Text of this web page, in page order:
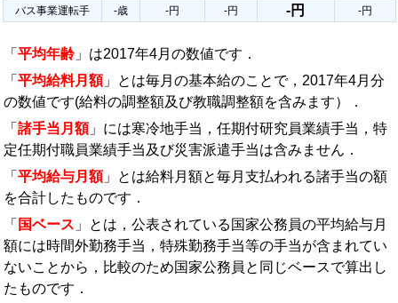
バス事業運転手
-歳 -円 -円 -円 -円
「 平均年齢 」は2017年4月の数値です．
「 平均給料月額」とは毎月の基本給のことで，2017年4月分
の数値です(給料の調整額及び教職調整額を含みます）．
「 諸手当月額」には寒冷地手当，任期付研究員業績手当，特
定任期付職員業績手当及び災害派遣手当は含みません．
「 平均給与月額」とは給料月額と毎月支払われる諸手当の額
を合計したものです．
「 国ベース 」とは，公表されている国家公務員の平均給与月
額には時間外勤務手当，特殊勤務手当等の手当が含まれてい
ないことから，比較のため国家公務員と同じベースで算出し
たものです．